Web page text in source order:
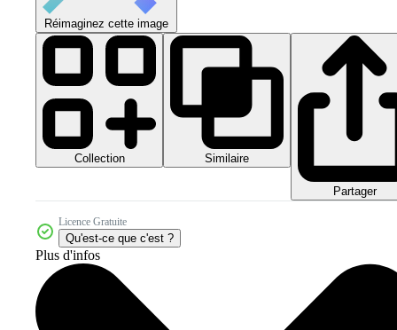
Réimaginez cette image
Collection Similaire
Partager
Licence Gratuite
Qu'est-ce que c'est ?
Plus d'infos